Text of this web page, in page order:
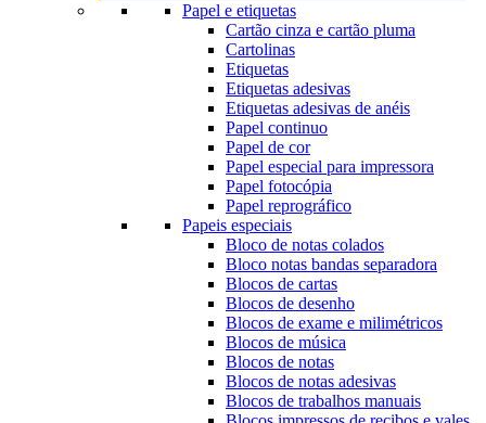
Papel e etiquetas
Cartão cinza e cartão pluma
Cartolinas
Etiquetas
Etiquetas adesivas
Etiquetas adesivas de anéis
Papel continuo
Papel de cor
Papel especial para impressora
Papel fotocópia
Papel reprográfico
Papeis especiais
Bloco de notas colados
Bloco notas bandas separadora
Blocos de cartas
Blocos de desenho
Blocos de exame e milimétricos
Blocos de música
Blocos de notas
Blocos de notas adesivas
Blocos de trabalhos manuais